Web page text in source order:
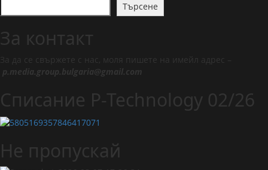
Търсене
За контакт
За да се свържете с нас, моля пишете на имейл адрес –
p.media.group.bulgaria@gmail.com
Списание P-Technology 02/26
Не пропускай